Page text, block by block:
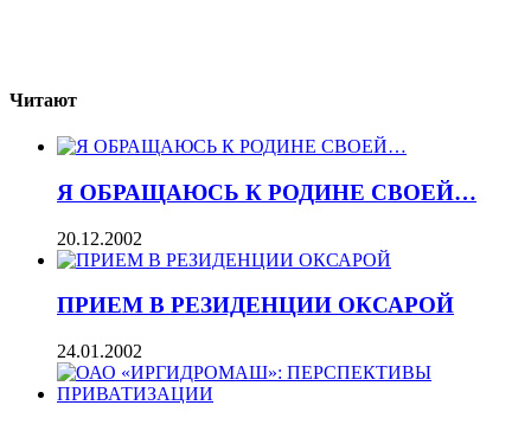
Читают
Я ОБРАЩАЮСЬ К РОДИНЕ СВОЕЙ…
20.12.2002
ПРИЕМ В РЕЗИДЕНЦИИ ОКСАРОЙ
24.01.2002